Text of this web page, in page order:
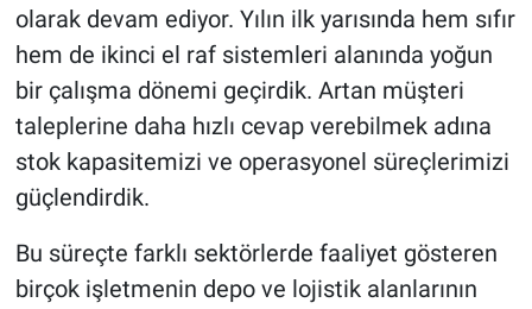
olarak devam ediyor. Yılın ilk yarısında hem sıfır
hem de ikinci el raf sistemleri alanında yoğun
bir çalışma dönemi geçirdik. Artan müşteri
taleplerine daha hızlı cevap verebilmek adına
stok kapasitemizi ve operasyonel süreçlerimizi
güçlendirdik.
Bu süreçte farklı sektörlerde faaliyet gösteren
birçok işletmenin depo ve lojistik alanlarının